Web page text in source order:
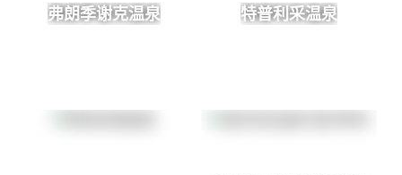
弗朗季谢克温泉 特普利采温泉